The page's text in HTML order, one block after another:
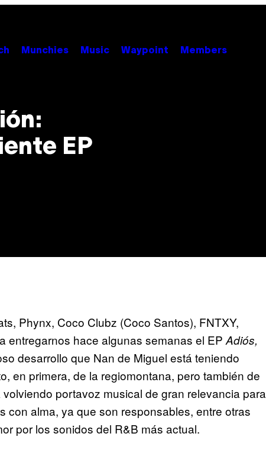
Munchies Music Waypoint Members
EP
Phynx, Coco Clubz (Coco Santos), FNTXY,
entregarnos hace algunas semanas el EP Adiós,
desarrollo que Nan de Miguel está teniendo
en primera, de la regiomontana, pero también de
portavoz musical de gran relevancia para
con alma, ya que son responsables, entre otras
por los sonidos del R&B más actual.